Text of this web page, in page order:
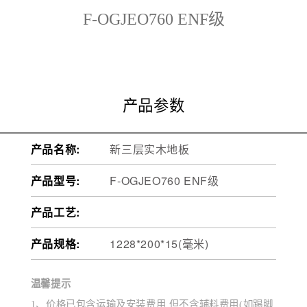
F-OGJEO760 ENF级
产品参数
产品名称:
新三层实木地板
产品型号:
F-OGJEO760 ENF级
产品工艺:
产品规格:
1228*200*15(毫米)
温馨提示
1、价格已包含运输及安装费用,但不含辅料费用(如踢脚